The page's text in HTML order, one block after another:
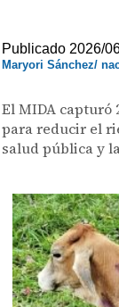
Publicado 2026/
Maryori Sánchez/
El MIDA capturó
para reducir el
salud pública y